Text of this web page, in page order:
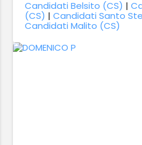
Candidati Belsito (CS) |
(CS) |Candidati Santo
Candidati Malito (CS)